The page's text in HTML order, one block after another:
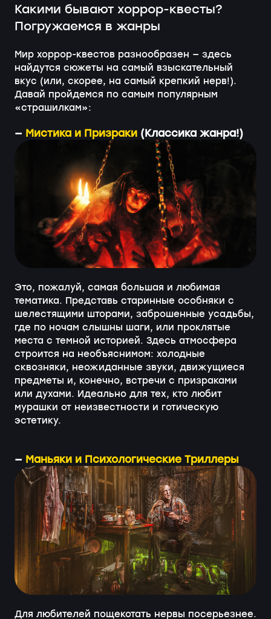
Какими бывают хоррор-квесты?
Погружаемся в жанры
Мир хоррор-квестов разнообразен — здесь
найдутся сюжеты на самый взыскательный
вкус (или, скорее, на самый крепкий нерв!).
Давай пройдемся по самым популярным
«страшилкам»:
— Мистика и Призраки(Классика жанра!)
Это, пожалуй, самая большая и любимая
тематика. Представь старинные особняки с
шелестящими шторами, заброшенные усадьбы,
где по ночам слышны шаги, или проклятые
места с темной историей. Здесь атмосфера
строится на необъяснимом: холодные
сквозняки, неожиданные звуки, движущиеся
предметы и, конечно, встречи с призраками
или духами. Идеально для тех, кто любит
мурашки от неизвестности и готическую
эстетику.
— Маньяки и Психологические Триллеры
Для любителей пощекотать нервы посерьезнее.